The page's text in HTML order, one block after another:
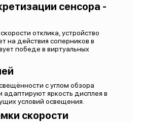
сенсора -
отклика, устройство
на действия соперников в
победе в виртуальных
с углом обзора
адаптируют яркость дисплея в
условий освещения.
скорости